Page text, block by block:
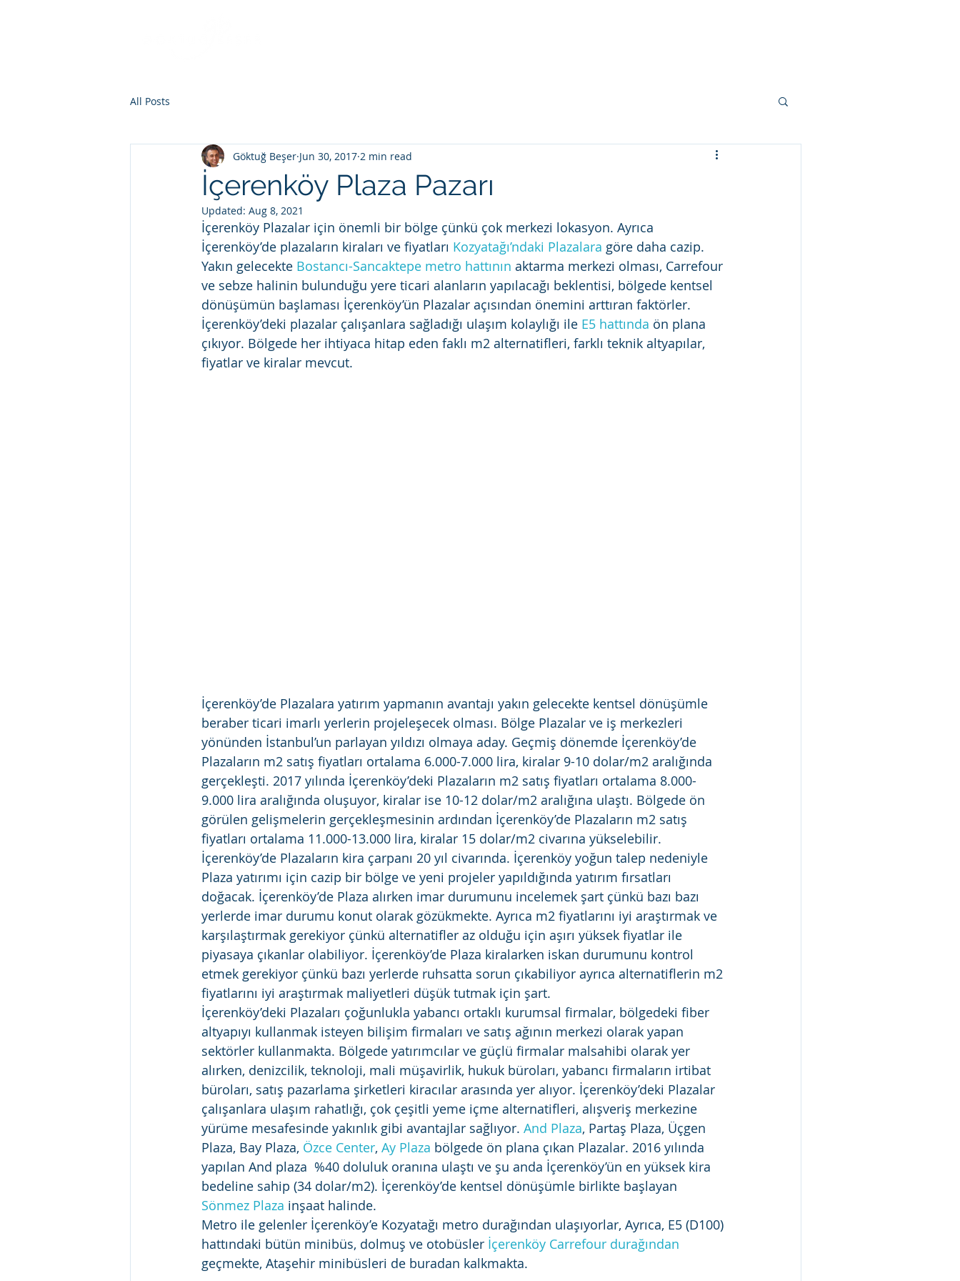
All Posts
İçerenköy Plaza Pazarı
Göktuğ Beşer Jun 30, 2017 2 min read
Updated: Aug 8, 2021
İçerenköy Plazalar için önemli bir bölge çünkü çok merkezi lokasyon. Ayrıca
İçerenköy’de plazaların kiraları ve fiyatları Kozyatağı’ndaki Plazalara göre daha cazip.
Yakın gelecekte Bostancı-Sancaktepe metro hattının aktarma merkezi olması, Carrefour
ve sebze halinin bulunduğu yere ticari alanların yapılacağı beklentisi, bölgede kentsel
dönüşümün başlaması İçerenköy’ün Plazalar açısından önemini arttıran faktörler.
İçerenköy’deki plazalar çalışanlara sağladığı ulaşım kolaylığı ile E5 hattında ön plana
çıkıyor. Bölgede her ihtiyaca hitap eden faklı m2 alternatifleri, farklı teknik altyapılar,
fiyatlar ve kiralar mevcut.
İçerenköy’de Plazalara yatırım yapmanın avantajı yakın gelecekte kentsel dönüşümle
beraber ticari imarlı yerlerin projeleşecek olması. Bölge Plazalar ve iş merkezleri
yönünden İstanbul’un parlayan yıldızı olmaya aday. Geçmiş dönemde İçerenköy’de
Plazaların m2 satış fiyatları ortalama 6.000-7.000 lira, kiralar 9-10 dolar/m2 aralığında
gerçekleşti. 2017 yılında İçerenköy’deki Plazaların m2 satış fiyatları ortalama 8.000-
9.000 lira aralığında oluşuyor, kiralar ise 10-12 dolar/m2 aralığına ulaştı. Bölgede ön
görülen gelişmelerin gerçekleşmesinin ardından İçerenköy’de Plazaların m2 satış
fiyatları ortalama 11.000-13.000 lira, kiralar 15 dolar/m2 civarına yükselebilir.
İçerenköy’de Plazaların kira çarpanı 20 yıl civarında. İçerenköy yoğun talep nedeniyle
Plaza yatırımı için cazip bir bölge ve yeni projeler yapıldığında yatırım fırsatları
doğacak. İçerenköy’de Plaza alırken imar durumunu incelemek şart çünkü bazı bazı
yerlerde imar durumu konut olarak gözükmekte. Ayrıca m2 fiyatlarını iyi araştırmak ve
karşılaştırmak gerekiyor çünkü alternatifler az olduğu için aşırı yüksek fiyatlar ile
piyasaya çıkanlar olabiliyor. İçerenköy’de Plaza kiralarken iskan durumunu kontrol
etmek gerekiyor çünkü bazı yerlerde ruhsatta sorun çıkabiliyor ayrıca alternatiflerin m2
fiyatlarını iyi araştırmak maliyetleri düşük tutmak için şart.
İçerenköy’deki Plazaları çoğunlukla yabancı ortaklı kurumsal firmalar, bölgedeki fiber
altyapıyı kullanmak isteyen bilişim firmaları ve satış ağının merkezi olarak yapan
sektörler kullanmakta. Bölgede yatırımcılar ve güçlü firmalar malsahibi olarak yer
alırken, denizcilik, teknoloji, mali müşavirlik, hukuk büroları, yabancı firmaların irtibat
büroları, satış pazarlama şirketleri kiracılar arasında yer alıyor. İçerenköy’deki Plazalar
çalışanlara ulaşım rahatlığı, çok çeşitli yeme içme alternatifleri, alışveriş merkezine
yürüme mesafesinde yakınlık gibi avantajlar sağlıyor. And Plaza, Partaş Plaza, Üçgen
Plaza, Bay Plaza, Özce Center, Ay Plaza bölgede ön plana çıkan Plazalar. 2016 yılında
yapılan And plaza  %40 doluluk oranına ulaştı ve şu anda İçerenköy’ün en yüksek kira
bedeline sahip (34 dolar/m2). İçerenköy’de kentsel dönüşümle birlikte başlayan
Sönmez Plaza inşaat halinde.
Metro ile gelenler İçerenköy’e Kozyatağı metro durağından ulaşıyorlar, Ayrıca, E5 (D100)
hattındaki bütün minibüs, dolmuş ve otobüsler İçerenköy Carrefour durağından
geçmekte, Ataşehir minibüsleri de buradan kalkmakta.